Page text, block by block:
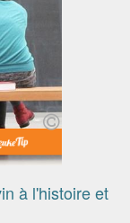
à l'histoire et